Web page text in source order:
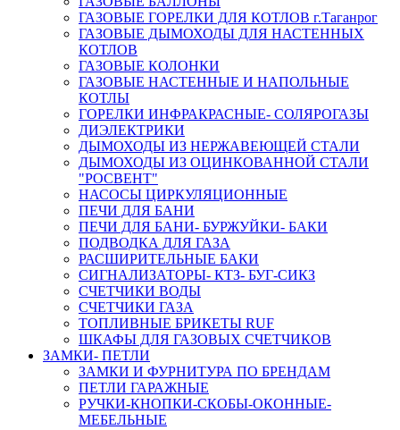
ГАЗОВЫЕ ГОРЕЛКИ ДЛЯ КОТЛОВ г.Таганрог
ГАЗОВЫЕ ДЫМОХОДЫ ДЛЯ НАСТЕННЫХ
КОТЛОВ
ГАЗОВЫЕ КОЛОНКИ
ГАЗОВЫЕ НАСТЕННЫЕ И НАПОЛЬНЫЕ
КОТЛЫ
ГОРЕЛКИ ИНФРАКРАСНЫЕ- СОЛЯРОГАЗЫ
ДИЭЛЕКТРИКИ
ДЫМОХОДЫ ИЗ НЕРЖАВЕЮЩЕЙ СТАЛИ
ДЫМОХОДЫ ИЗ ОЦИНКОВАННОЙ СТАЛИ
"РОСВЕНТ"
НАСОСЫ ЦИРКУЛЯЦИОННЫЕ
ПЕЧИ ДЛЯ БАНИ
ПЕЧИ ДЛЯ БАНИ- БУРЖУЙКИ- БАКИ
ПОДВОДКА ДЛЯ ГАЗА
РАСШИРИТЕЛЬНЫЕ БАКИ
СИГНАЛИЗАТОРЫ- КТЗ- БУГ-СИКЗ
СЧЕТЧИКИ ВОДЫ
СЧЕТЧИКИ ГАЗА
ТОПЛИВНЫЕ БРИКЕТЫ RUF
ШКАФЫ ДЛЯ ГАЗОВЫХ СЧЕТЧИКОВ
ЗАМКИ- ПЕТЛИ
ЗАМКИ И ФУРНИТУРА ПО БРЕНДАМ
ПЕТЛИ ГАРАЖНЫЕ
РУЧКИ-КНОПКИ-СКОБЫ-ОКОННЫЕ-
МЕБЕЛЬНЫЕ